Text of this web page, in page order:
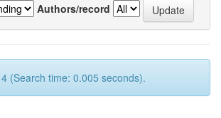
Authors/record
(Search time: 0.005 seconds).